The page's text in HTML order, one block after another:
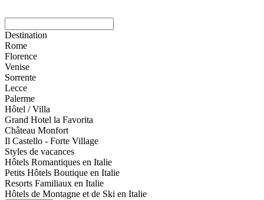
Destination
Rome
Florence
Venise
Sorrente
Lecce
Palerme
Hôtel / Villa
Grand Hotel la Favorita
Château Monfort
Il Castello - Forte Village
Styles de vacances
Hôtels Romantiques en Italie
Petits Hôtels Boutique en Italie
Resorts Familiaux en Italie
Hôtels de Montagne et de Ski en Italie